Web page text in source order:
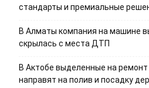
стандарты и премиальные
В Алматы компания на машине
скрылась с места ДТП
В Актобе выделенные на
направят на полив и посадку